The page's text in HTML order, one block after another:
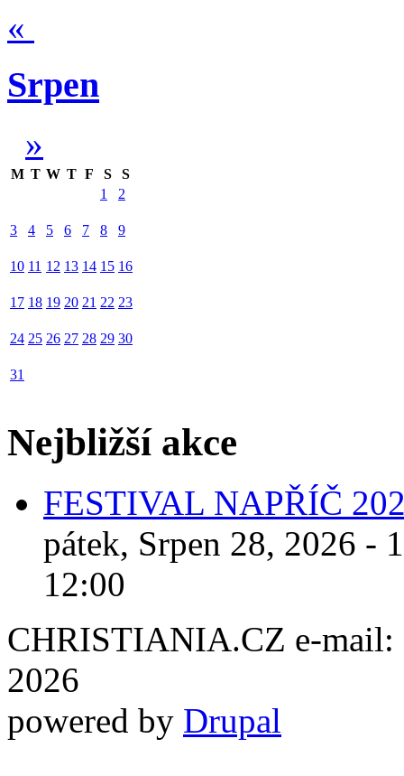
«
Srpen
»
M T W T F S
S
1
2
3 4 5 6 7 8 9
10 11 12 13 14 15 16
17 18 19 20 21 22 23
24 25 26 27 28 29 30
31
Nejbližší akce
FESTIVAL NAPŘÍČ
pátek, Srpen 28, 2026 -
12:00
CHRISTIANIA.CZ e-mail:
2026
powered by Drupal